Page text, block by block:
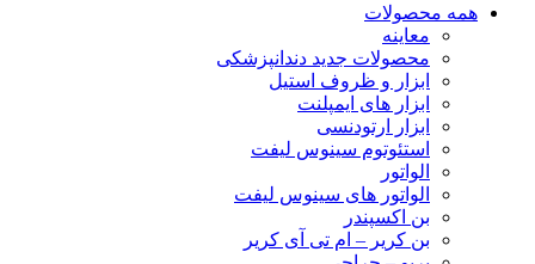
همه محصولات
معاینه
محصولات جدید دندانپزشکی
ابزار و ظروف استیل
ابزار های ایمپلنت
ابزار ارتودنسی
استئوتوم سینوس لیفت
الواتور
الواتور های سینوس لیفت
بن اکسپندر
بن کریر – ام تی آی کریر